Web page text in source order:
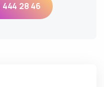
444 28 46